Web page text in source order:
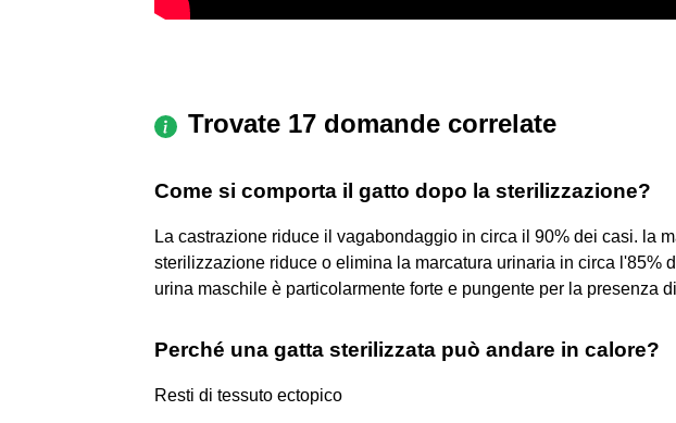
Trovate 17 domande correlate
Come si comporta il gatto dopo la sterilizzazione?
La castrazione riduce il vagabondaggio in circa il 90% dei casi. la
sterilizzazione riduce o elimina la marcatura urinaria in circa l'85%
urina maschile è particolarmente forte e pungente per la presenza
Perché una gatta sterilizzata può andare in calore?
Resti di tessuto ectopico